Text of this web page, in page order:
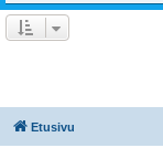
Etusivu